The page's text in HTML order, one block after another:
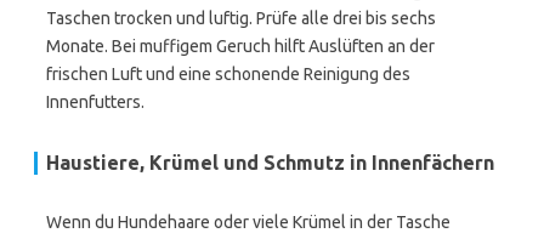
Taschen trocken und luftig. Prüfe alle drei bis sechs
Monate. Bei muffigem Geruch hilft Auslüften an der
frischen Luft und eine schonende Reinigung des
Innenfutters.
Haustiere, Krümel und Schmutz in Innenfächern
Wenn du Hundehaare oder viele Krümel in der Tasche